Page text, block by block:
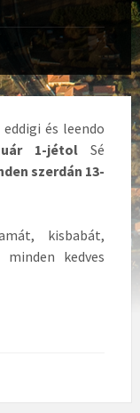
és leendo
1-jétolSé
szerdán 13-
kisbabát,
kedves